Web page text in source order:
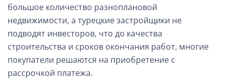
большое количество разноплановой
недвижимости, а турецкие застройщики не
подводят инвесторов, что до качества
строительства и сроков окончания работ, многие
покупатели решаются на приобретение с
рассрочкой платежа.